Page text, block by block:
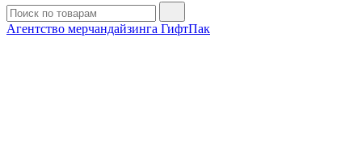
Агентство мерчандайзинга ГифтПак